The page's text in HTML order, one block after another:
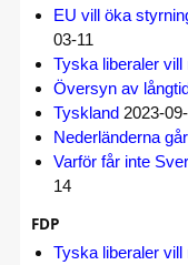
EU vill öka
03-11
Tyska liberaler
Översyn av
Tyskland 2023-
Nederländerna
Varför får inte
14
FDP
Tyska liberaler